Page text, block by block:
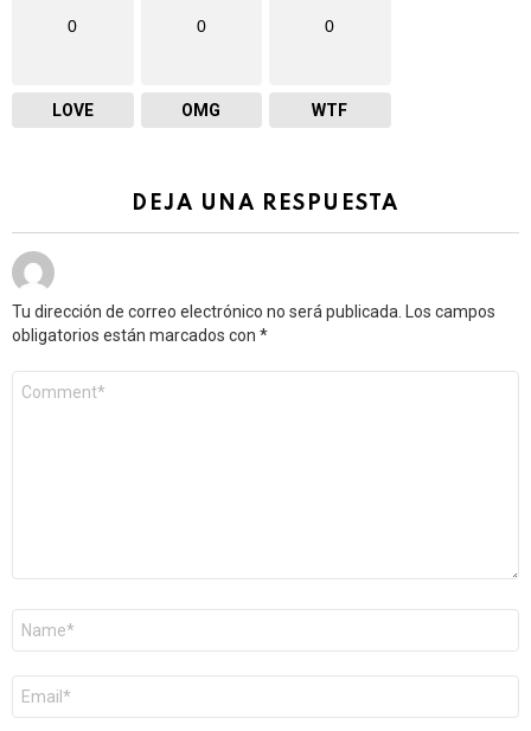
0
LOVE
0
OMG
0
WTF
DEJA UNA RESPUESTA
Tu dirección de correo electrónico no será publicada.
Los campos
obligatorios están marcados con *
electrónico
*